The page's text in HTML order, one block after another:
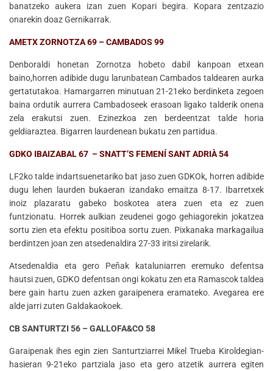
banatzeko aukera izan zuen Kopari begira. Kopara zentzazio
onarekin doaz Gernikarrak.
AMETX ZORNOTZA 69 – CAMBADOS 99
Denboraldi honetan Zornotza hobeto dabil kanpoan etxean
baino,horren adibide dugu larunbatean Cambados taldearen aurka
gertatutakoa. Hamargarren minutuan 21-21eko berdinketa zegoen
baina ordutik aurrera Cambadoseek erasoan ligako talderik onena
zela erakutsi zuen. Ezinezkoa zen berdeentzat talde horia
geldiaraztea. Bigarren laurdenean bukatu zen partidua.
GDKO IBAIZABAL 67 – SNATT’S FEMENÍ SANT ADRIÀ 54
LF2ko talde indartsuenetariko bat jaso zuen GDKOk, horren adibide
dugu lehen laurden bukaeran izandako emaitza 8-17. Ibarretxek
inoiz plazaratu gabeko boskotea atera zuen eta ez zuen
funtzionatu. Horrek aulkian zeudenei gogo gehiagorekin jokatzea
sortu zien eta efektu positiboa sortu zuen. Pixkanaka markagailua
berdintzen joan zen atsedenaldira 27-33 iritsi zirelarik.
Atsedenaldia eta gero Peñak kataluniarren eremuko defentsa
hautsi zuen, GDKO defentsan ongi kokatu zen eta Ramascok taldea
bere gain hartu zuen azken garaipenera eramateko. Avegarea ere
alde jarri zuten Galdakaokoek.
CB SANTURTZI 56 – GALLOFA&CO 58
Garaipenak ihes egin zien Santurtziarrei Mikel Trueba Kiroldegian-
hasieran 9-21eko partziala jaso eta gero atzetik aurrera egiten